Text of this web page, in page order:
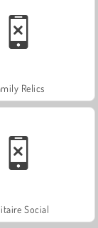
Relics
Social